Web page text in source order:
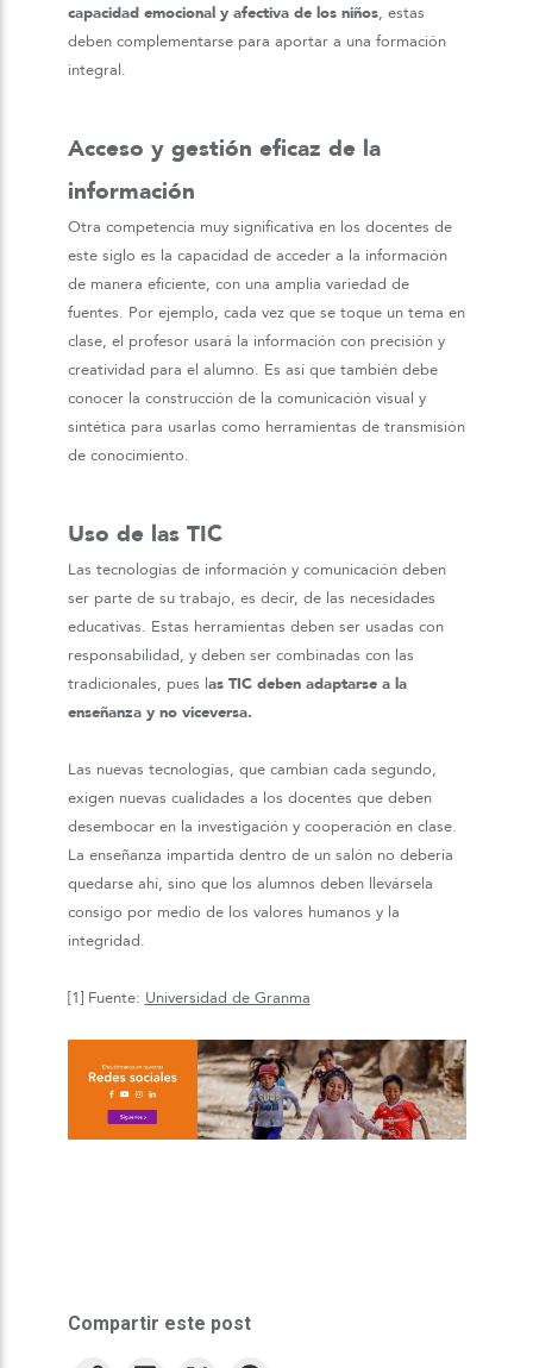
capacidad emocional y afectiva de los niños, estas
deben complementarse para aportar a una formación
integral.
Acceso y gestión eficaz de la
información
Otra competencia muy significativa en los docentes de
este siglo es la capacidad de acceder a la información
de manera eficiente, con una amplia variedad de
fuentes. Por ejemplo, cada vez que se toque un tema en
clase, el profesor usará la información con precisión y
creatividad para el alumno. Es así que también debe
conocer la construcción de la comunicación visual y
sintética para usarlas como herramientas de transmisión
de conocimiento.
Uso de las TIC
Las tecnologías de información y comunicación deben
ser parte de su trabajo, es decir, de las necesidades
educativas. Estas herramientas deben ser usadas con
responsabilidad, y deben ser combinadas con las
tradicionales, pues las TIC deben adaptarse a la
enseñanza y no viceversa.
Las nuevas tecnologías, que cambian cada segundo,
exigen nuevas cualidades a los docentes que deben
desembocar en la investigación y cooperación en clase.
La enseñanza impartida dentro de un salón no debería
quedarse ahí, sino que los alumnos deben llevársela
consigo por medio de los valores humanos y la
integridad.
[1] Fuente: Universidad de Granma
Compartir este post